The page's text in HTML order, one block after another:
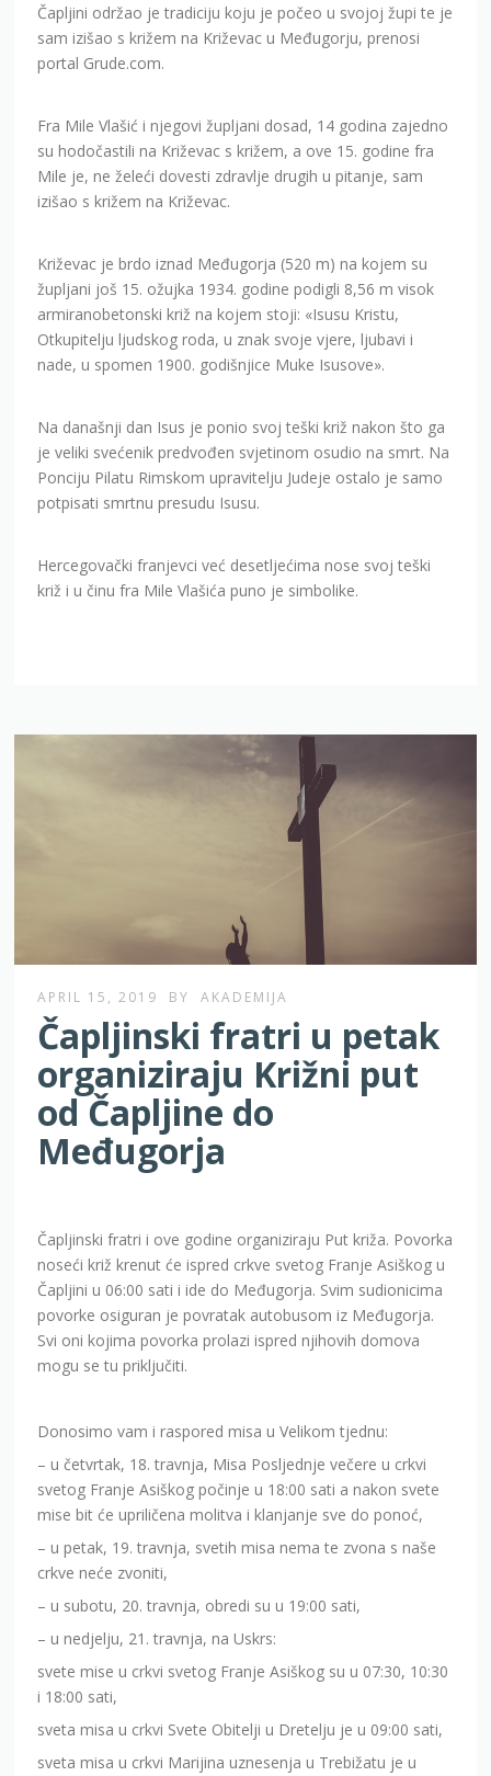
Čapljini održao je tradiciju koju je počeo u svojoj župi te je
sam izišao s križem na Križevac u Međugorju, prenosi
portal Grude.com.
Fra Mile Vlašić i njegovi župljani dosad, 14 godina zajedno
su hodočastili na Križevac s križem, a ove 15. godine fra
Mile je, ne želeći dovesti zdravlje drugih u pitanje, sam
izišao s križem na Križevac.
Križevac je brdo iznad Međugorja (520 m) na kojem su
župljani još 15. ožujka 1934. godine podigli 8,56 m visok
armiranobetonski križ na kojem stoji: «Isusu Kristu,
Otkupitelju ljudskog roda, u znak svoje vjere, ljubavi i
nade, u spomen 1900. godišnjice Muke Isusove».
Na današnji dan Isus je ponio svoj teški križ nakon što ga
je veliki svećenik predvođen svjetinom osudio na smrt. Na
Ponciju Pilatu Rimskom upravitelju Judeje ostalo je samo
potpisati smrtnu presudu Isusu.
Hercegovački franjevci već desetljećima nose svoj teški
križ i u činu fra Mile Vlašića puno je simbolike.
APRIL 15, 2019 BY AKADEMIJA
Čapljinski fratri u petak
organiziraju Križni put
od Čapljine do
Međugorja
Čapljinski fratri i ove godine organiziraju Put križa. Povorka
noseći križ krenut će ispred crkve svetog Franje Asiškog u
Čapljini u 06:00 sati i ide do Međugorja. Svim sudionicima
povorke osiguran je povratak autobusom iz Međugorja.
Svi oni kojima povorka prolazi ispred njihovih domova
mogu se tu priključiti.
Donosimo vam i raspored misa u Velikom tjednu:
– u četvrtak, 18. travnja, Misa Posljednje večere u crkvi
svetog Franje Asiškog počinje u 18:00 sati a nakon svete
mise bit će upriličena molitva i klanjanje sve do ponoć,
– u petak, 19. travnja, svetih misa nema te zvona s naše
crkve neće zvoniti,
– u subotu, 20. travnja, obredi su u 19:00 sati,
– u nedjelju, 21. travnja, na Uskrs:
svete mise u crkvi svetog Franje Asiškog su u 07:30, 10:30
i 18:00 sati,
sveta misa u crkvi Svete Obitelji u Dretelju je u 09:00 sati,
sveta misa u crkvi Marijina uznesenja u Trebižatu je u